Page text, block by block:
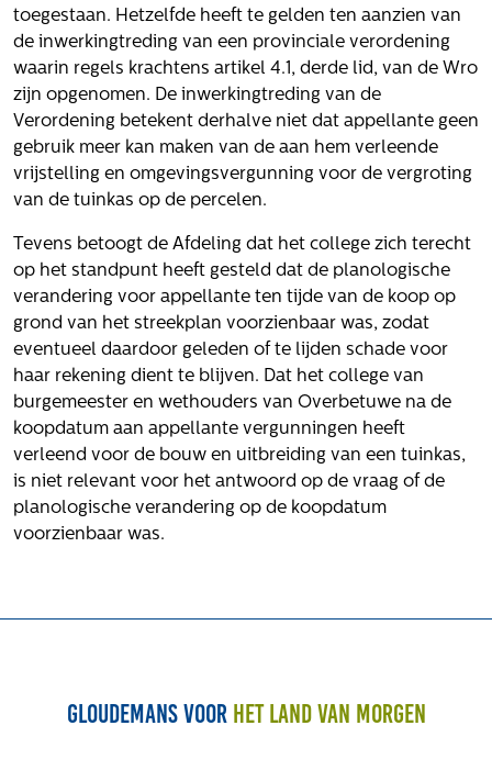
Blogs
Uitspraken
Werken bij
Vacatures
Contact
Privacyverklaring
Proclaimer
Volg ons
Integrale aanpak gebiedsvisie
toegestaan. Hetzelfde heeft te gelden ten aanzien van
de inwerkingtreding van een provinciale verordening
waarin regels krachtens artikel 4.1, derde lid, van de Wro
zijn opgenomen. De inwerkingtreding van de
Verordening betekent derhalve niet dat appellante geen
gebruik meer kan maken van de aan hem verleende
vrijstelling en omgevingsvergunning voor de vergroting
van de tuinkas op de percelen.
Tevens betoogt de Afdeling dat het college zich terecht
op het standpunt heeft gesteld dat de planologische
verandering voor appellante ten tijde van de koop op
grond van het streekplan voorzienbaar was, zodat
eventueel daardoor geleden of te lijden schade voor
haar rekening dient te blijven. Dat het college van
burgemeester en wethouders van Overbetuwe na de
koopdatum aan appellante vergunningen heeft
verleend voor de bouw en uitbreiding van een tuinkas,
is niet relevant voor het antwoord op de vraag of de
planologische verandering op de koopdatum
voorzienbaar was.
Gloudemans voor het land van morgen